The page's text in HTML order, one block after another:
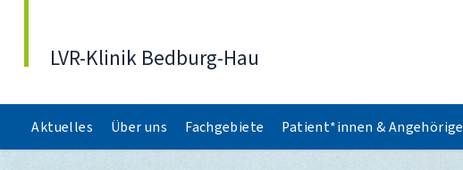
LVR-Klinik Bedburg-Hau
Aktuelles Über uns Fachgebiete Patient*innen & Angehörige